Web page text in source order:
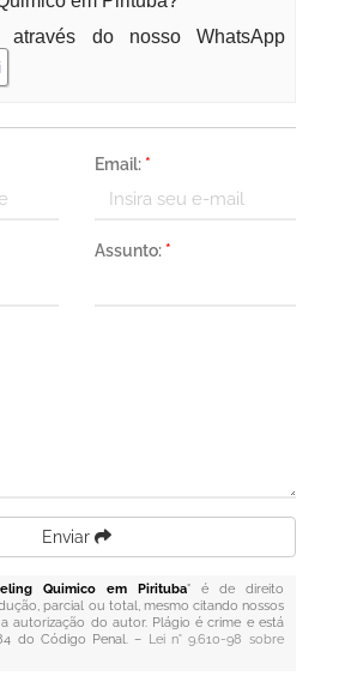
através do nosso WhatsApp
Email: *
Assunto: *
Enviar
Quimico em Pirituba" é de direito
parcial ou total, mesmo citando nossos
autorização do autor. Plágio é crime e está
do Código Penal. – Lei n° 9.610-98 sobre